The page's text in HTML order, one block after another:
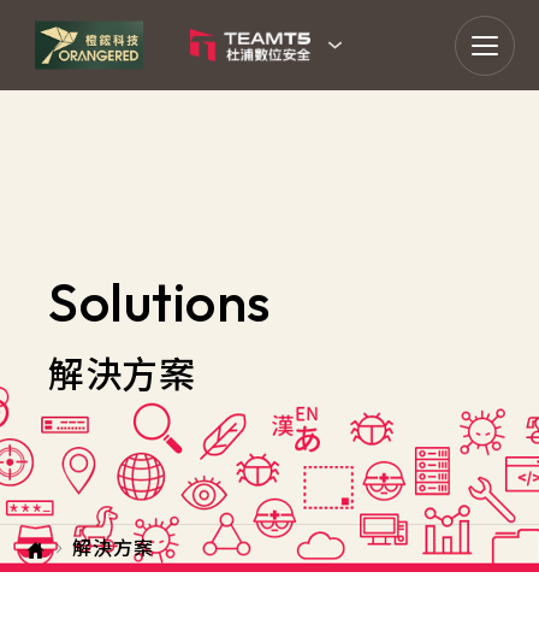
OPSWAT
MENLO SECURITY
SSH Communications
Security
e-SOFT
Solutions
解決方案
解決方案